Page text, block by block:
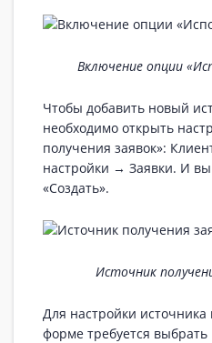
Включение опции
Чтобы добавить новый
необходимо открыть
получения заявок»:
настройки → Заявки. И
«Создать».
Источник
Для настройки источника
форме требуется выбрать